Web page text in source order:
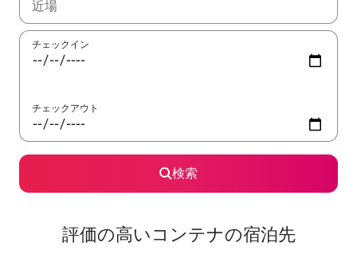
検索結果が表示されたら、上下の矢印キーを使って移動するか
チェックイン
チェックアウト
検索
評価の高いコンテナの宿泊先